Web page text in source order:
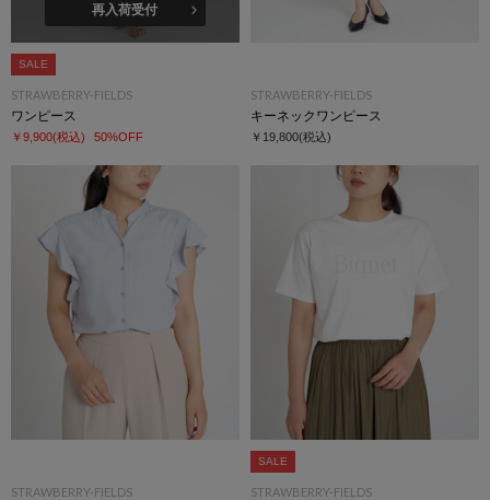
再入荷受付
SALE
STRAWBERRY-FIELDS
ワンピース
￥9,900(税込) 50%OFF
STRAWBERRY-FIELDS
キーネックワンピース
￥19,800(税込)
STRAWBERRY-FIELDS
SALE
STRAWBERRY-FIELDS